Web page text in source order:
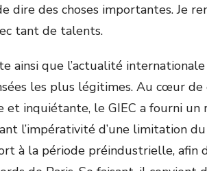
des choses importantes. Je
tant de talents.
ainsi que l’actualité internationale
les plus légitimes. Au cœur
inquiétante, le GIEC a fourni un
l’impérativité d’une limitation du
à la période préindustrielle, afin